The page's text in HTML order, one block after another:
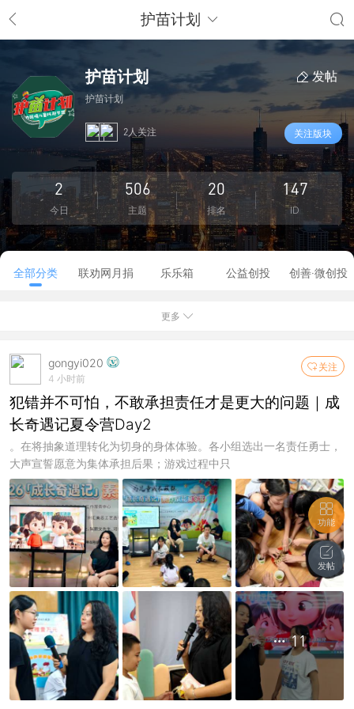
护苗计划
护苗计划
护苗计划
发帖
2人关注 关注版块
2
今日
506
主题
20
排名
147
ID
全部分类 联劝网月捐 乐乐箱 公益创投 创善·微创投
更多
关注
gongyi020
4 小时前
犯错并不可怕，不敢承担责任才是更大的问题｜成
长奇遇记夏令营Day2
。在将抽象道理转化为切身的身体体验。各小组选出一名责任勇士，
大声宣誓愿意为集体承担后果；游戏过程中只
11
功能
发帖